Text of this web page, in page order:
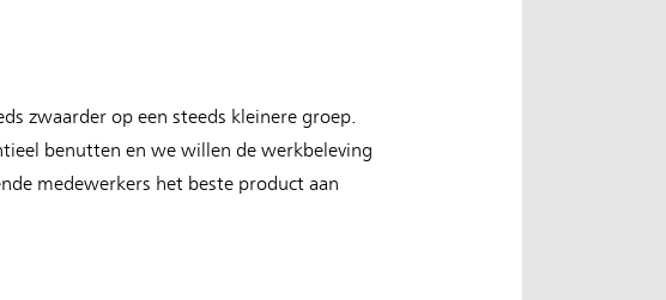
zwaarder op een steeds kleinere groep.
benutten en we willen de werkbeleving
medewerkers het beste product aan